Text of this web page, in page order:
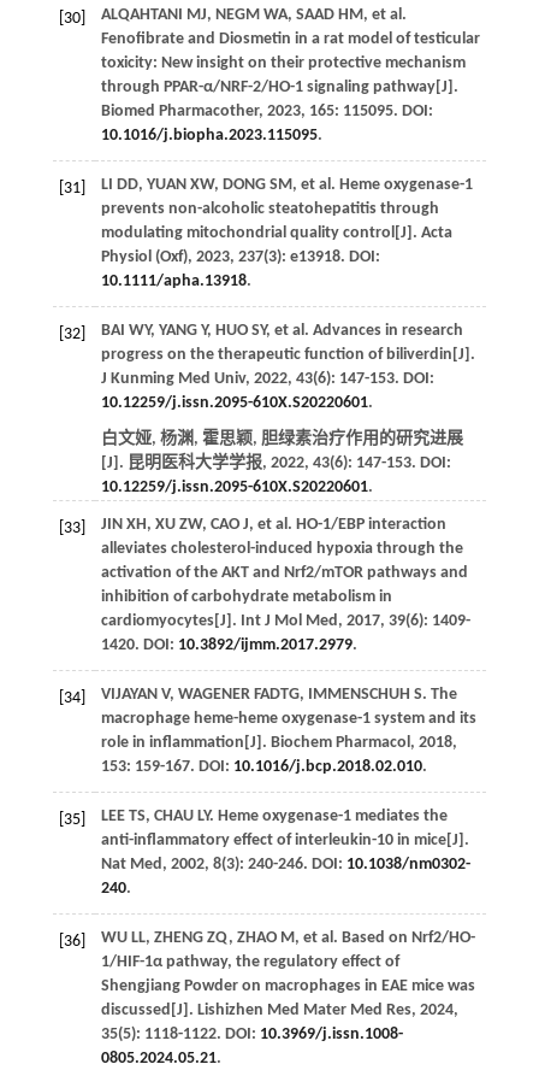
[30] ALQAHTANI MJ, NEGM WA, SAAD HM, et al.
Fenofibrate and Diosmetin in a rat model of testicular
toxicity: New insight on their protective mechanism
through PPAR-α/NRF-2/HO-1 signaling pathway[J].
Biomed Pharmacother, 2023, 165: 115095. DOI:
10.1016/j.biopha.2023.115095.
[31] LI DD, YUAN XW, DONG SM, et al. Heme oxygenase-1
prevents non-alcoholic steatohepatitis through
modulating mitochondrial quality control[J]. Acta
Physiol (Oxf), 2023, 237(3): e13918. DOI:
10.1111/apha.13918.
[32] BAI WY, YANG Y, HUO SY, et al. Advances in research
progress on the therapeutic function of biliverdin[J].
J Kunming Med Univ, 2022, 43(6): 147-153. DOI:
10.12259/j.issn.2095-610X.S20220601.
白文娅, 杨渊, 霍思颖, 胆绿素治疗作用的研究进展
[J]. 昆明医科大学学报, 2022, 43(6): 147-153. DOI:
10.12259/j.issn.2095-610X.S20220601.
[33] JIN XH, XU ZW, CAO J, et al. HO-1/EBP interaction
alleviates cholesterol-induced hypoxia through the
activation of the AKT and Nrf2/mTOR pathways and
inhibition of carbohydrate metabolism in
cardiomyocytes[J]. Int J Mol Med , 2017, 39(6): 1409-
1420. DOI: 10.3892/ijmm.2017.2979.
[34] VIJAYAN V, WAGENER FADTG, IMMENSCHUH S. The
macrophage heme-heme oxygenase-1 system and its
role in inflammation[J]. Biochem Pharmacol , 2018,
153: 159-167. DOI: 10.1016/j.bcp.2018.02.010.
[35] LEE TS, CHAU LY. Heme oxygenase-1 mediates the
anti-inflammatory effect of interleukin-10 in mice[J].
Nat Med , 2002, 8(3): 240-246. DOI: 10.1038/nm0302-
240.
[36] WU LL, ZHENG ZQ, ZHAO M, et al. Based on Nrf2/HO-
1/HIF-1α pathway, the regulatory effect of
Shengjiang Powder on macrophages in EAE mice was
discussed[J]. Lishizhen Med Mater Med Res, 2024,
35(5): 1118-1122. DOI: 10.3969/j.issn.1008-
0805.2024.05.21.